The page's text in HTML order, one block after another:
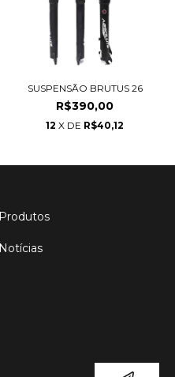
SUSPENSÃO BRUTUS 26
R$390,00
12 X DE R$40,12
Produtos
Notícias